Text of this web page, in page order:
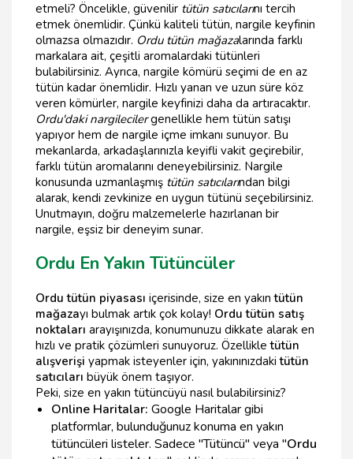
etmeli? Öncelikle, güvenilir tütün satıcılarını tercih
etmek önemlidir. Çünkü kaliteli tütün, nargile keyfinin
olmazsa olmazıdır. Ordu tütün mağazalarında farklı
markalara ait, çeşitli aromalardaki tütünleri
bulabilirsiniz. Ayrıca, nargile kömürü seçimi de en az
tütün kadar önemlidir. Hızlı yanan ve uzun süre köz
veren kömürler, nargile keyfinizi daha da artıracaktır.
Ordu'daki nargilecilergenellikle hem tütün satışı
yapıyor hem de nargile içme imkanı sunuyor. Bu
mekanlarda, arkadaşlarınızla keyifli vakit geçirebilir,
farklı tütün aromalarını deneyebilirsiniz. Nargile
konusunda uzmanlaşmış tütün satıcılarından bilgi
alarak, kendi zevkinize en uygun tütünü seçebilirsiniz.
Unutmayın, doğru malzemelerle hazırlanan bir
nargile, eşsiz bir deneyim sunar.
Ordu En Yakın Tütüncüler
Ordu tütün piyasası içerisinde, size en yakıntütün
mağazayı bulmak artık çok kolay! Ordu tütün satış
noktaları arayışınızda, konumunuzu dikkate alarak en
hızlı ve pratik çözümleri sunuyoruz. Özellikletütün
alışverişi yapmak isteyenler için, yakınınızdakitütün
satıcıları büyük önem taşıyor.
Peki, size en yakın tütüncüyü nasıl bulabilirsiniz?
Online Haritalar: Google Haritalar gibi
platformlar, bulunduğunuz konuma en yakın
tütüncüleri listeler. Sadece "Tütüncü" veya "Ordu